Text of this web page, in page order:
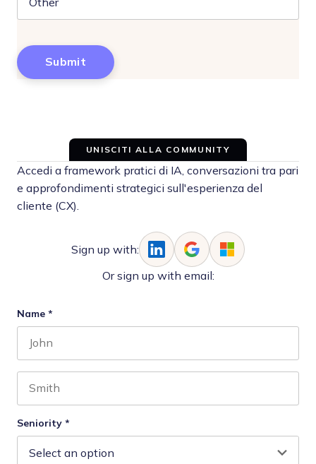
UNISCITI ALLA COMMUNITY
Accedi a framework pratici di IA, conversazioni tra pari
e approfondimenti strategici sull'esperienza del
cliente (CX).
Sign up with:
Or sign up with email:
Name *
Seniority *